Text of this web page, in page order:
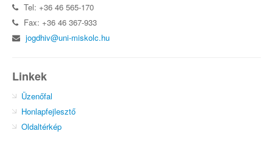
Tel: +36 46 565-170
Fax: +36 46 367-933
jogdhiv@uni-miskolc.hu
Linkek
Üzenőfal
Honlapfejlesztő
Oldaltérkép